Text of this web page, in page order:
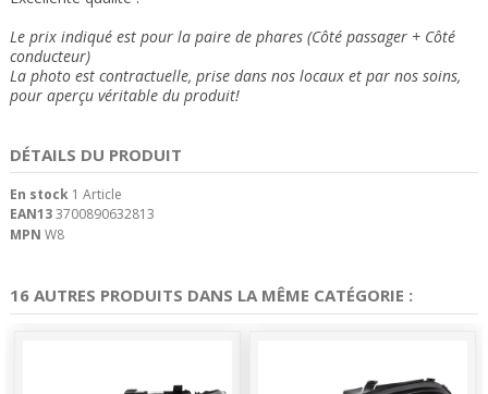
Le prix indiqué est pour la paire de phares (Côté passager + Côté
conducteur)
La photo est contractuelle, prise dans nos locaux et par nos soins,
pour aperçu véritable du produit!
DÉTAILS DU PRODUIT
En stock 1 Article
EAN133700890632813
MPN W8
16 AUTRES PRODUITS DANS LA MÊME CATÉGORIE :